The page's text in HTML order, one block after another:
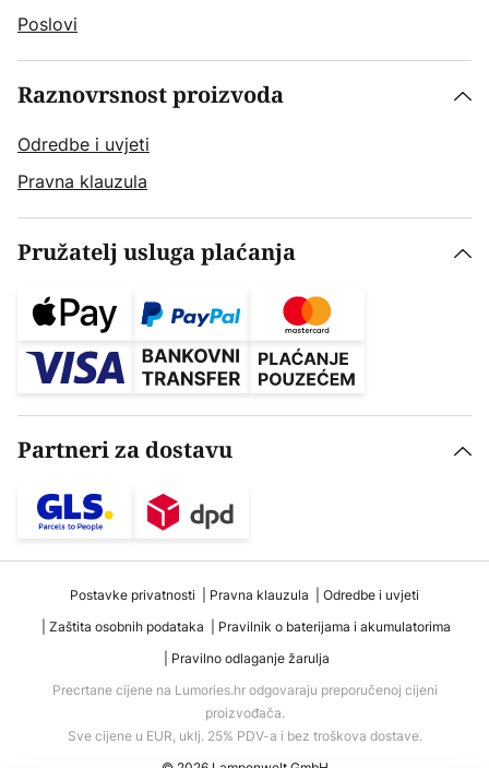
Poslovi
Raznovrsnost proizvoda
Odredbe i uvjeti
Pravna klauzula
Pružatelj usluga plaćanja
Partneri za dostavu
Postavke privatnosti Pravna klauzula
Odredbe i uvjeti
Zaštita osobnih podataka
Pravilnik o baterijama i akumulatorima
Pravilno odlaganje žarulja
Precrtane cijene na Lumories.hr odgovaraju preporučenoj cijeni
proizvođača.
Sve cijene u EUR, uklj. 25% PDV-a i bez troškova dostave.